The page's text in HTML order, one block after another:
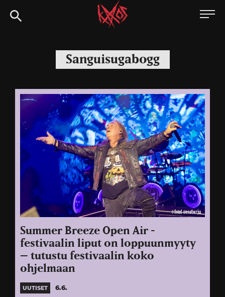
Siirry
suoraan
Kaaoszine
Sanguisugabogg
Summer Breeze Open Air -
festivaalin liput on loppuunmyyty
– tutustu festivaalin koko
ohjelmaan
UUTISET 6.6.